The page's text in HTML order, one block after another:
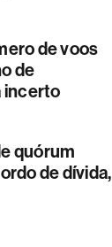
de voos
de
incerto
quórum
de dívida,